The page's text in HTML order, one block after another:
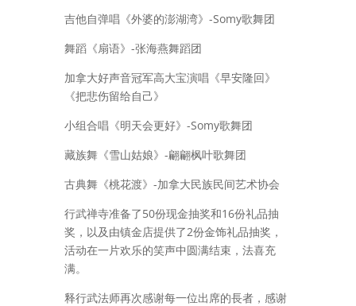
吉他自弹唱《外婆的澎湖湾》-Somy歌舞团
舞蹈《扇语》-张海燕舞蹈团
加拿大好声音冠军高大宝演唱《早安隆回》
《把悲伤留给自己》
小组合唱《明天会更好》-Somy歌舞团
藏族舞《雪山姑娘》-翩翩枫叶歌舞团
古典舞《桃花渡》-加拿大民族民间艺术协会
行武禅寺准备了50份现金抽奖和16份礼品抽
奖，以及由镇金店提供了2份金饰礼品抽奖，
活动在一片欢乐的笑声中圆满结束，法喜充
满。
释行武法师再次感谢每一位出席的長者，感谢